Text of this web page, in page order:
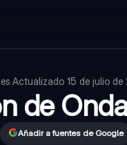
·Actualizado 15 de julio de
de
Añadir a fuentes de Google